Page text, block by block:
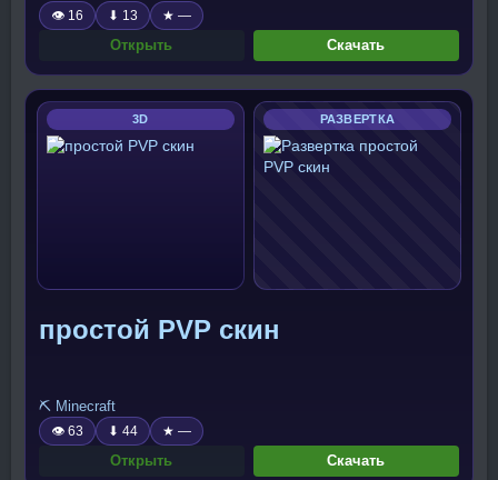
👁 16 ⬇ 13 ★ —
Открыть Скачать
3D РАЗВЕРТКА
простой PVP скин
⛏️ Minecraft
👁 63 ⬇ 44 ★ —
Открыть Скачать